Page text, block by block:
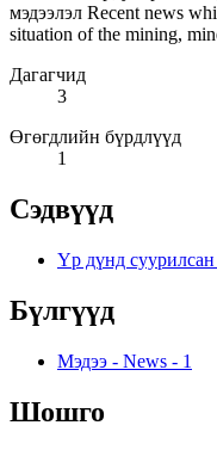
мэдээлэл Recent news
situation of the mining,
Дагагчид
3
Өгөгдлийн бүрдлүүд
1
Сэдвүүд
Үр дүнд
Бүлгүүд
Мэдээ - News - 1
Шошго